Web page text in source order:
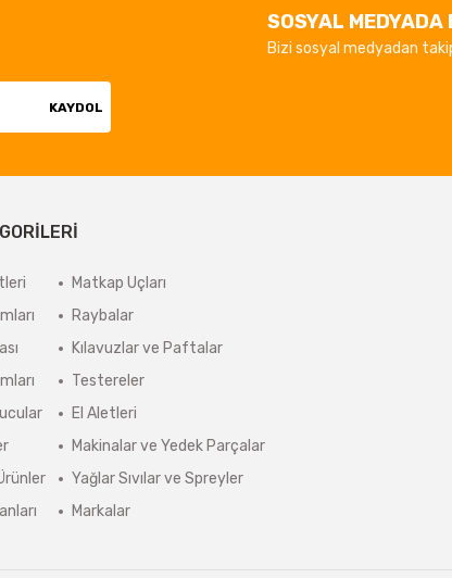
KAYDOL
SOSYAL MEDYADA
Bizi sosyal medyadan
Matkap Uçları
Raybalar
Kılavuzlar ve Paftalar
Testereler
El Aletleri
Makinalar ve Yedek Parçalar
Yağlar Sıvılar ve Spreyler
Markalar